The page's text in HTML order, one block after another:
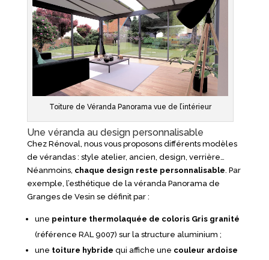
Toiture de Véranda Panorama vue de l’intérieur
Une véranda au design personnalisable
Chez Rénoval, nous vous proposons différents modèles
de vérandas : style atelier, ancien, design, verrière…
Néanmoins, chaque design reste personnalisable. Par
exemple, l’esthétique de la véranda Panorama de
Granges de Vesin se définit par :
une peinture thermolaquée de coloris Gris granité
(référence RAL 9007) sur la structure aluminium ;
une toiture hybride qui affiche une couleur ardoise